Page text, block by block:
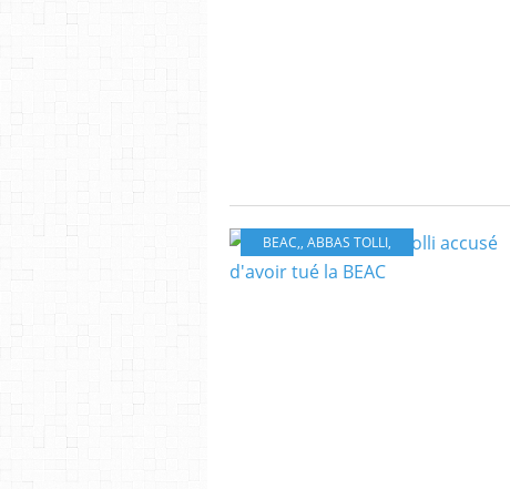
BEAC,, ABBAS TOLLI,